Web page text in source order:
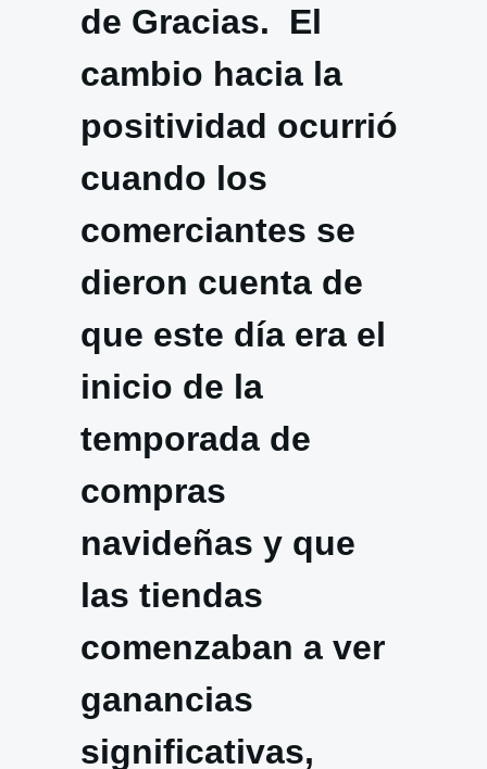
de Gracias. El
cambio hacia la
positividad ocurrió
cuando los
comerciantes se
dieron cuenta de
que este día era el
inicio de la
temporada de
compras
navideñas y que
las tiendas
comenzaban a ver
ganancias
significativas,